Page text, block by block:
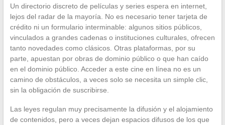
Un directorio discreto de películas y series espera en internet,
lejos del radar de la mayoría. No es necesario tener tarjeta de
crédito ni un formulario interminable: algunos sitios públicos,
vinculados a grandes cadenas o instituciones culturales, ofrecen
tanto novedades como clásicos. Otras plataformas, por su
parte, apuestan por obras de dominio público o que han caído
en el dominio público. Acceder a este cine en línea no es un
camino de obstáculos, a veces solo se necesita un simple clic,
sin la obligación de suscribirse.
Las leyes regulan muy precisamente la difusión y el alojamiento
de contenidos, pero a veces dejan espacios difusos de los que